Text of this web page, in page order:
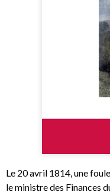
Le 20 avril 1814, une
le ministre des Finances